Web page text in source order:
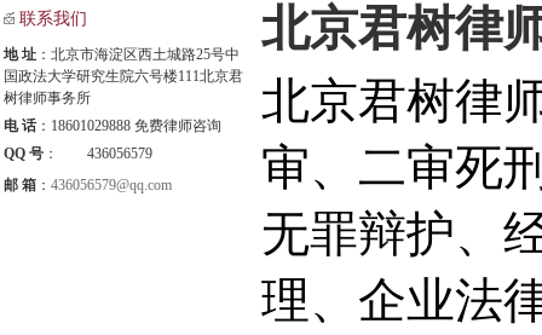
联系我们
地 址 ：北京市海淀区西土城路25号中
国政法大学研究生院六号楼111北京君
树律师事务所
电 话 ：18601029888 免费律师咨询
QQ 号 ：
436056579
邮 箱 ： 436056579@qq.com
北京君树律
北京君树律
审、二审死
无罪辩护、
理、企业法